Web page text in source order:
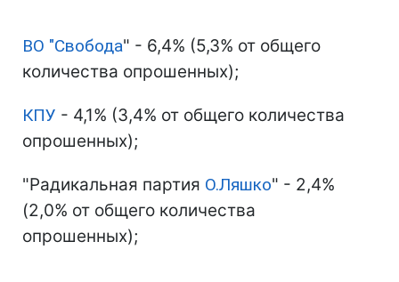
ВО "Свобода" - 6,4% (5,3% от общего
количества опрошенных);
КПУ - 4,1% (3,4% от общего количества
опрошенных);
"Радикальная партия О.Ляшко" - 2,4%
(2,0% от общего количества
опрошенных);